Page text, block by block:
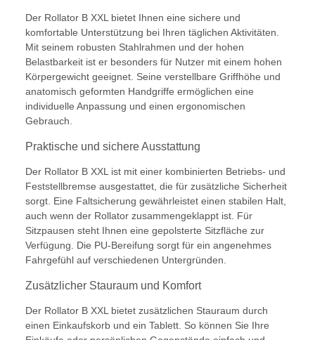
Der Rollator B XXL bietet Ihnen eine sichere und
komfortable Unterstützung bei Ihren täglichen Aktivitäten.
Mit seinem robusten Stahlrahmen und der hohen
Belastbarkeit ist er besonders für Nutzer mit einem hohen
Körpergewicht geeignet. Seine verstellbare Griffhöhe und
anatomisch geformten Handgriffe ermöglichen eine
individuelle Anpassung und einen ergonomischen
Gebrauch.
Praktische und sichere Ausstattung
Der Rollator B XXL ist mit einer kombinierten Betriebs- und
Feststellbremse ausgestattet, die für zusätzliche Sicherheit
sorgt. Eine Faltsicherung gewährleistet einen stabilen Halt,
auch wenn der Rollator zusammengeklappt ist. Für
Sitzpausen steht Ihnen eine gepolsterte Sitzfläche zur
Verfügung. Die PU-Bereifung sorgt für ein angenehmes
Fahrgefühl auf verschiedenen Untergründen.
Zusätzlicher Stauraum und Komfort
Der Rollator B XXL bietet zusätzlichen Stauraum durch
einen Einkaufskorb und ein Tablett. So können Sie Ihre